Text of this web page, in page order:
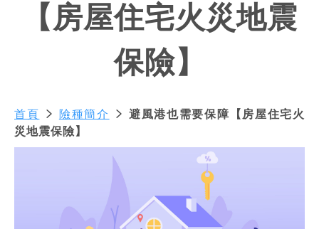
【房屋住宅火災地震
保險】
首頁 險種簡介
避風港也需要保障【房屋住宅火
災地震保險】